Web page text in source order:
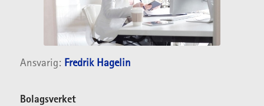
Ansvarig: Fredrik Hagelin
Bolagsverket